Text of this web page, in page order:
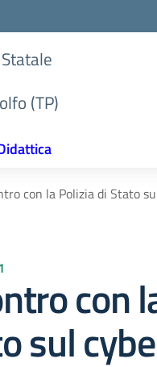
(TP)
con la Polizia di Stato
con
sul